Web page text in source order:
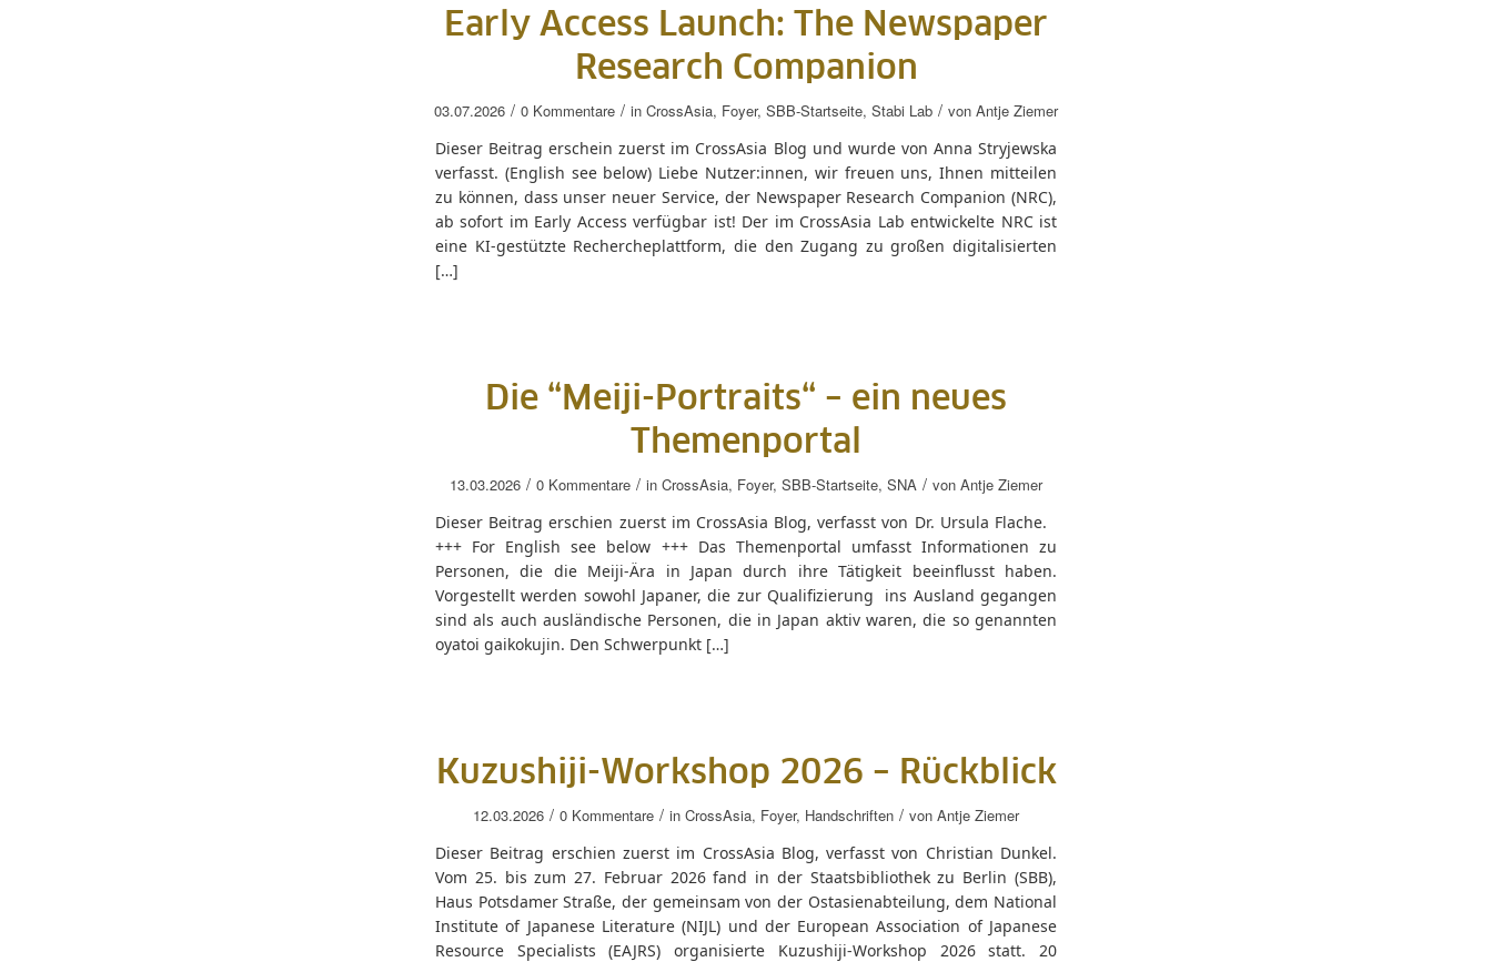
Early Access Launch: The Newspaper
Research Companion
03.07.2026 / 0 Kommentare / in CrossAsia, Foyer, SBB-Startseite, Stabi Lab / von Antje Ziemer
Dieser Beitrag erschein zuerst im CrossAsia Blog und wurde von Anna Stryjewska
verfasst. (English see below) Liebe Nutzer:innen, wir freuen uns, Ihnen mitteilen
zu können, dass unser neuer Service, der Newspaper Research Companion (NRC),
ab sofort im Early Access verfügbar ist! Der im CrossAsia Lab entwickelte NRC ist
eine KI-gestützte Rechercheplattform, die den Zugang zu großen digitalisierten
[…]
Die “Meiji-Portraits“ – ein neues
Themenportal
13.03.2026 / 0 Kommentare / in CrossAsia, Foyer, SBB-Startseite, SNA / von Antje Ziemer
Dieser Beitrag erschien zuerst im CrossAsia Blog, verfasst von Dr. Ursula Flache.
+++ For English see below +++ Das Themenportal umfasst Informationen zu
Personen, die die Meiji-Ära in Japan durch ihre Tätigkeit beeinflusst haben.
Vorgestellt werden sowohl Japaner, die zur Qualifizierung ins Ausland gegangen
sind als auch ausländische Personen, die in Japan aktiv waren, die so genannten
oyatoi gaikokujin. Den Schwerpunkt […]
Kuzushiji-Workshop 2026 – Rückblick
12.03.2026 / 0 Kommentare / in CrossAsia, Foyer, Handschriften / von Antje Ziemer
Dieser Beitrag erschien zuerst im CrossAsia Blog, verfasst von Christian Dunkel.
Vom 25. bis zum 27. Februar 2026 fand in der Staatsbibliothek zu Berlin (SBB),
Haus Potsdamer Straße, der gemeinsam von der Ostasienabteilung, dem National
Institute of Japanese Literature (NIJL) und der European Association of Japanese
Resource Specialists (EAJRS) organisierte Kuzushiji-Workshop 2026 statt. 20